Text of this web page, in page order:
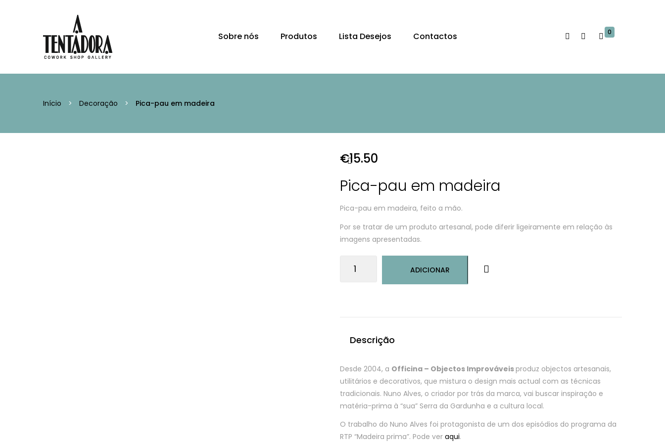
Sobre nós Produtos Lista Desejos Contactos 0
Início > Decoração > Pica-pau em madeira
€15.50
Pica-pau em madeira
Pica-pau em madeira, feito a mão.
Por se tratar de um produto artesanal, pode diferir ligeiramente em relação às
imagens apresentadas.
ADICIONAR
Descrição
Desde 2004, a Officina – Objectos Improváveisproduz objectos artesanais,
utilitários e decorativos, que mistura o design mais actual com as técnicas
tradicionais. Nuno Alves, o criador por trás da marca, vai buscar inspiração e
matéria-prima à “sua” Serra da Gardunha e a cultura local.
O trabalho do Nuno Alves foi protagonista de um dos episódios do programa da
RTP “Madeira prima”. Pode ver aqui.